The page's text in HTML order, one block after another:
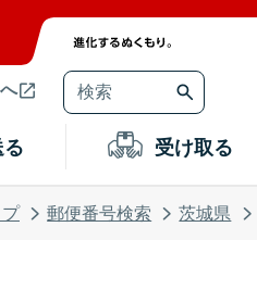
受け取る
郵便番号検索 茨城県